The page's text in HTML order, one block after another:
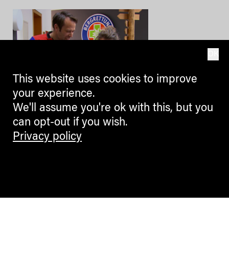
BLOGGERS
Ein Pullover für die Bergrettung
This website uses cookies to improve
your experience.
We'll assume you're ok with this, but you
can opt-out if you wish.
Privacy policy